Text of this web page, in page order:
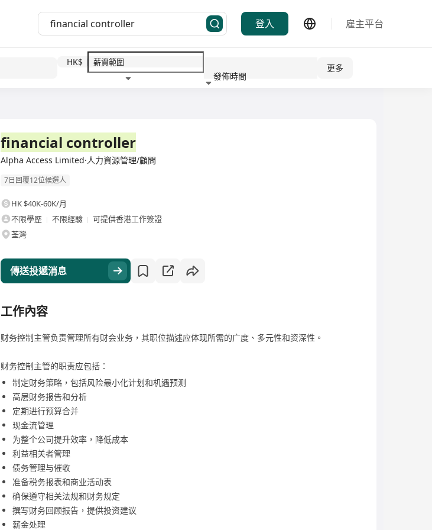
登入 雇主平台
HK$
發佈時間
更多
financial controller
Alpha Access Limited·人力資源管理/顧問
7日回覆12位候選人
HK $40K-60K/月
不限學歷
不限經驗
可提供香港工作簽證
荃灣
傳送投遞消息
工作內容
财务控制主管负责管理所有财会业务，其职位描述应体现所需的广度、多元性和资深性。
财务控制主管的职责应包括：
制定财务策略，包括风险最小化计划和机遇预测
高层财务报告和分析
定期进行预算合并
现金流管理
为整个公司提升效率，降低成本
利益相关者管理
债务管理与催收
准备税务报表和商业活动表
确保遵守相关法规和财务规定
撰写财务回顾报告，提供投资建议
薪金处理